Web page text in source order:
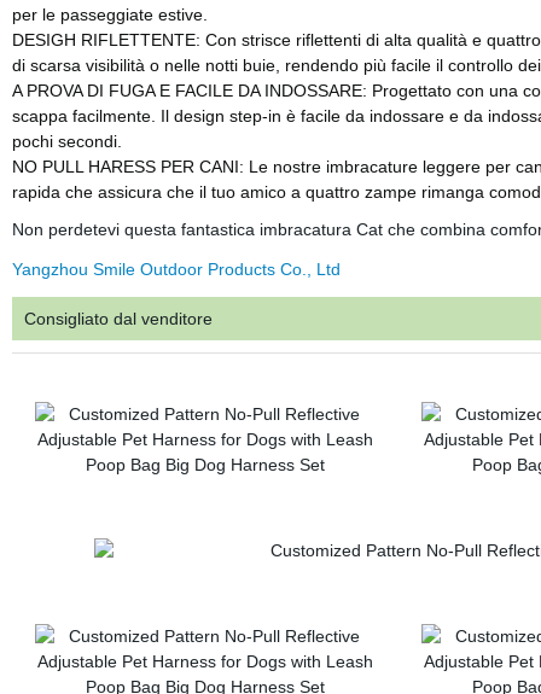
per le passeggiate estive.
DESIGH RIFLETTENTE: Con strisce riflettenti di alta qualità e
di scarsa visibilità o nelle notti buie, rendendo più facile il controllo
A PROVA DI FUGA E FACILE DA INDOSSARE: Progettato con
scappa facilmente. Il design step-in è facile da indossare e da
pochi secondi.
NO PULL HARESS PER CANI: Le nostre imbracature leggere per
rapida che assicura che il tuo amico a quattro zampe rimanga
Non perdetevi questa fantastica imbracatura Cat che combina
Yangzhou Smile Outdoor Products Co., Ltd
Consigliato dal venditore